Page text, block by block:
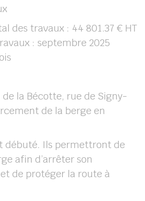
des travaux : 44 801.37 € HT
: septembre 2025
la Bécotte, rue de Signy-
de la berge en
débuté. Ils permettront de
afin d’arrêter son
de protéger la route à